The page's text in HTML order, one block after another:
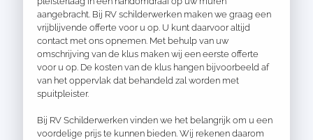
aangebracht. Bij RV schilderwerken maken we graag een
vrijblijvende offerte voor u op. U kunt daarvoor altijd
contact met ons opnemen. Met behulp van uw
omschrijving van de klus maken wij een eerste offerte
voor u op. De kosten van de klus hangen bijvoorbeeld af
van het oppervlak dat behandeld zal worden met
spuitpleister.
Bij RV Schilderwerken vinden we het belangrijk om u een
voordelige prijs te kunnen bieden. Wij rekenen daarom